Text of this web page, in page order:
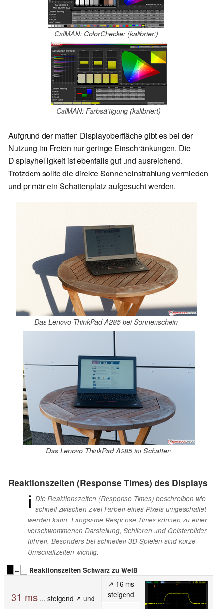
CalMAN: ColorChecker (kalibriert)
CalMAN: Farbsättigung (kalibriert)
Aufgrund der matten Displayoberfläche gibt es bei der
Nutzung im Freien nur geringe Einschränkungen. Die
Displayhelligkeit ist ebenfalls gut und ausreichend.
Trotzdem sollte die direkte Sonneneinstrahlung vermieden
und primär ein Schattenplatz aufgesucht werden.
Das Lenovo ThinkPad A285 bei Sonnenschein
Das Lenovo ThinkPad A285 im Schatten
Reaktionszeiten (Response Times) des Displays
ℹ Die Reaktionszeiten (Response Times) beschreiben wie
schnell zwischen zwei Farben eines Pixels umgeschaltet
werden kann. Langsame Response Times können zu einer
verschwommenen Darstellung, Schlieren und Geisterbilder
führen. Besonders bei schnellen 3D-Spielen sind kurze
Umschaltzeiten wichtig.
↔
Reaktionszeiten Schwarz zu Weiß
31 ms... steigend ↗ und
↗ 16 ms
steigend